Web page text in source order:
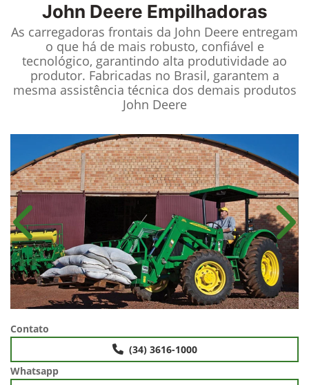
John Deere Empilhadoras
As carregadoras frontais da John Deere entregam
o que há de mais robusto, confiável e
tecnológico, garantindo alta produtividade ao
produtor. Fabricadas no Brasil, garantem a
mesma assistência técnica dos demais produtos
John Deere
Anterior
Contato
(34) 3616-1000
Whatsapp